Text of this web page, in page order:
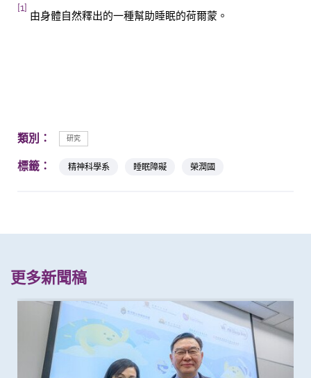
[1]
由身體自然釋出的一種幫助睡眠的荷爾蒙。
類別： 研究
標籤： 精神科學系 睡眠障礙 榮潤國
更多新聞稿